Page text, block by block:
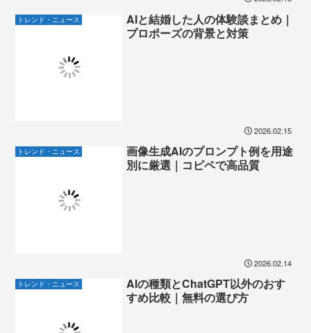
トレンド・ニュース
AIと結婚した人の体験談まとめ｜
プロポーズの背景と対策
2026.02.15
トレンド・ニュース
画像生成AIのプロンプト例を用途
別に厳選｜コピペで高品質
2026.02.14
トレンド・ニュース
AIの種類とChatGPT以外のおす
すめ比較｜無料の選び方